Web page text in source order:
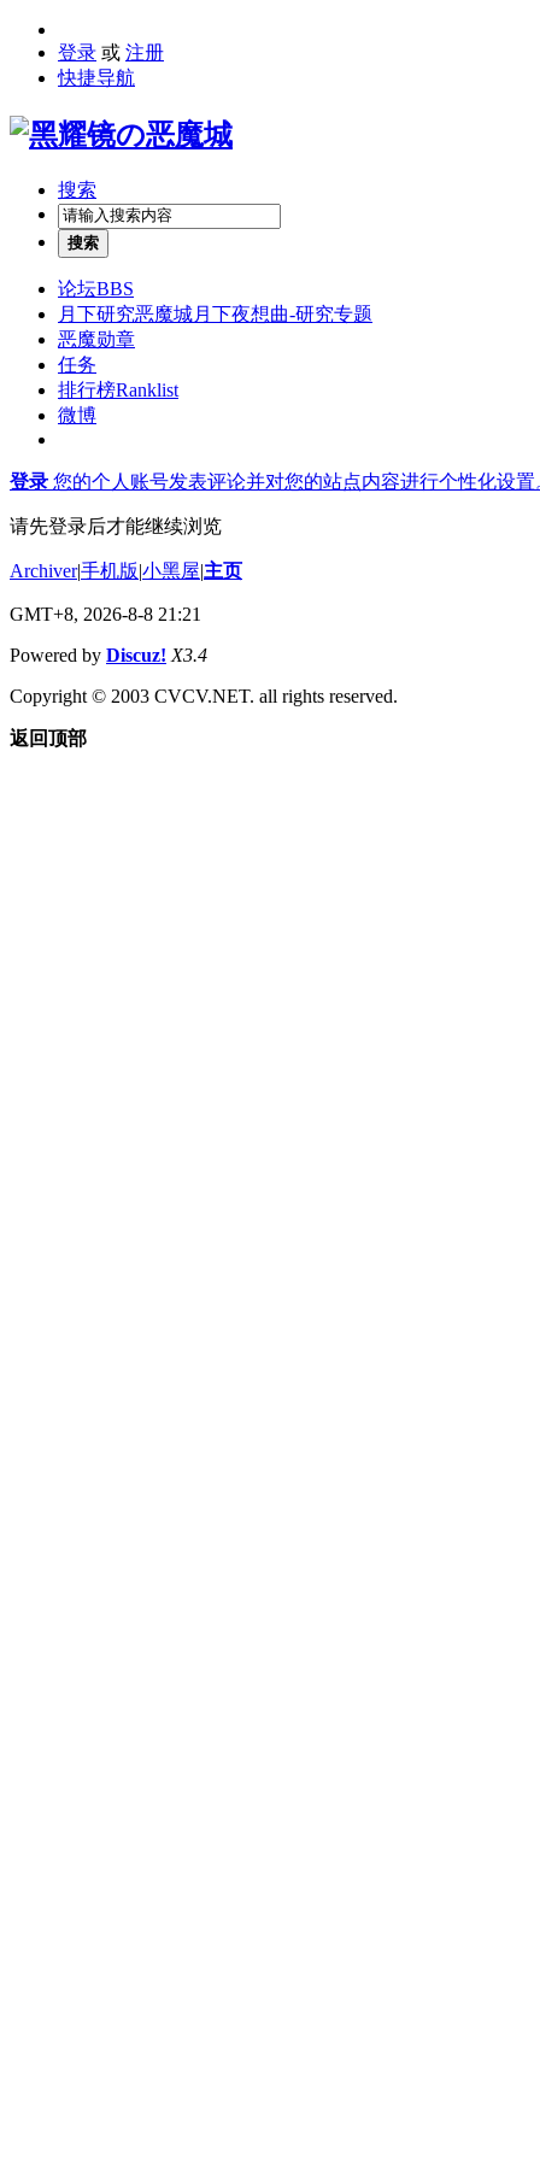
登录 或 注册
快捷导航
搜索
搜索
论坛BBS
月下研究恶魔城月下夜想曲-研究专题
恶魔勋章
任务
排行榜Ranklist
微博
登录 您的个人账号发表评论并对您的站点内容进行个性化设置
请先登录后才能继续浏览
Archiver|手机版|小黑屋|主页
GMT+8, 2026-8-8 21:21
Powered by Discuz! X3.4
Copyright © 2003 CVCV.NET. all rights reserved.
返回顶部